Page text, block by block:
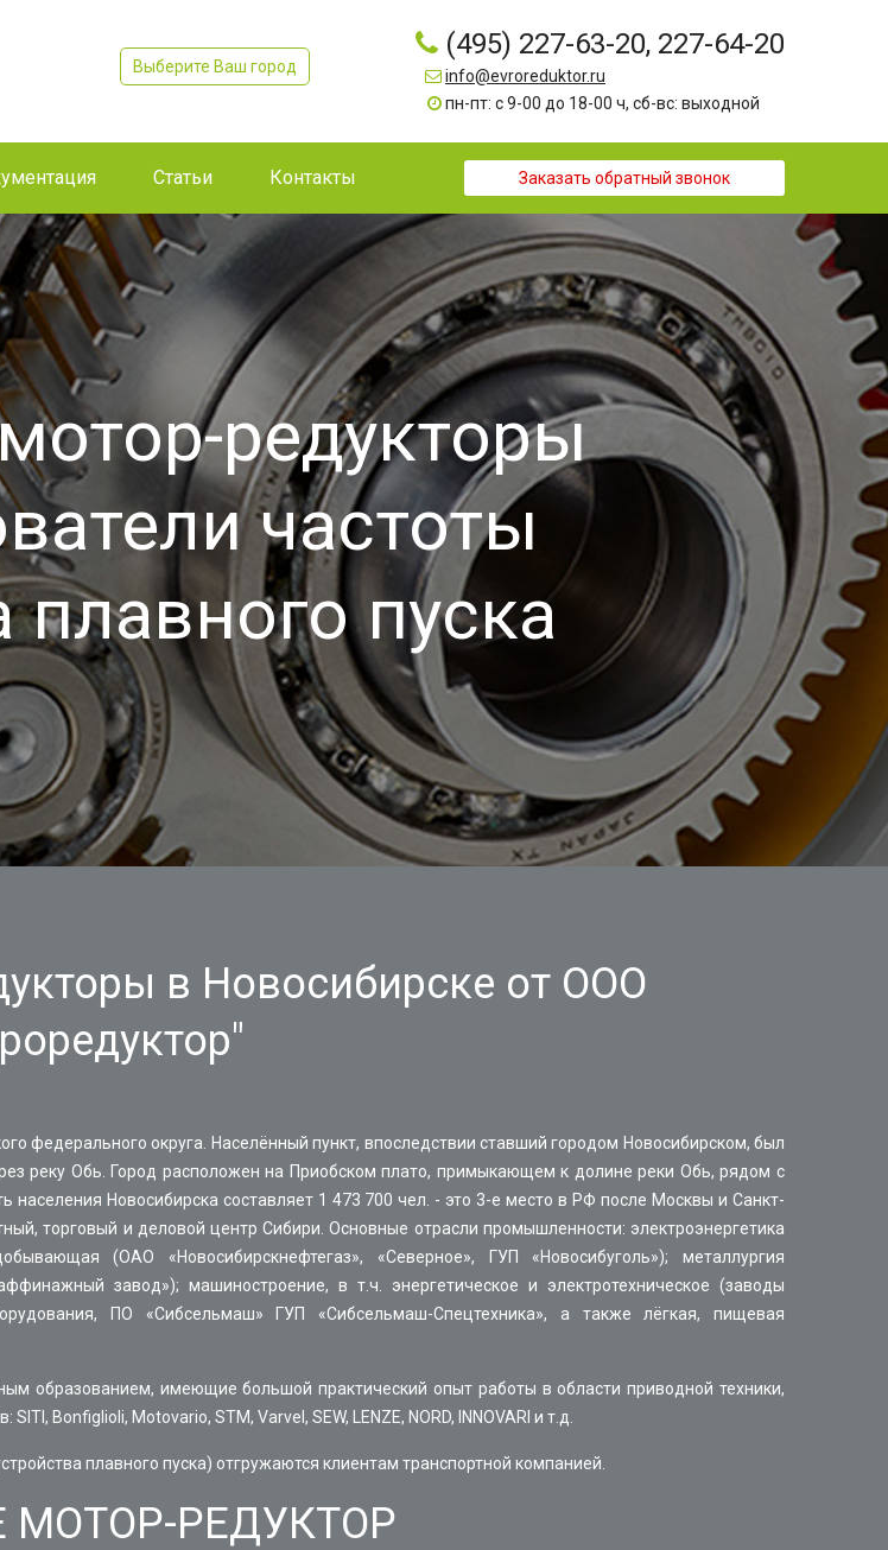
Выберите Ваш город
(495) 227-63-20, 227-64-20
info@evroreduktor.ru
пн-пт: с 9-00 до 18-00 ч, сб-вс: выходной
Статьи Контакты Заказать обратный звонок
редукторы
частоты
плавного пуска
в Новосибирске от ООО
федерального округа. Населённый пункт, впоследствии ставший городом Новосибирском, был
реку Обь. Город расположен на Приобском плато, примыкающем к долине реки Обь, рядом с
Новосибирска составляет 1 473 700 чел. - это 3-е место в РФ после Москвы и Санкт-
торговый и деловой центр Сибири. Основные отрасли промышленности: электроэнергетика
(ОАО «Новосибирскнефтегаз», «Северное», ГУП «Новосибуголь»); металлургия
завод»); машиностроение, в т.ч. энергетическое и электротехническое (заводы
ПО «Сибсельмаш» ГУП «Сибсельмаш-Спецтехника», а также лёгкая, пищевая
образованием, имеющие большой практический опыт работы в области приводной техники,
Bonfiglioli, Motovario, STM, Varvel, SEW, LENZE, NORD, INNOVARI и т.д.
плавного пуска) отгружаются клиентам транспортной компанией.
МОТОР-РЕДУКТОР